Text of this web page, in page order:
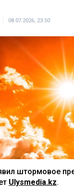
08.07.2026, 23:50
штормовое
Ulysmedia.kz.